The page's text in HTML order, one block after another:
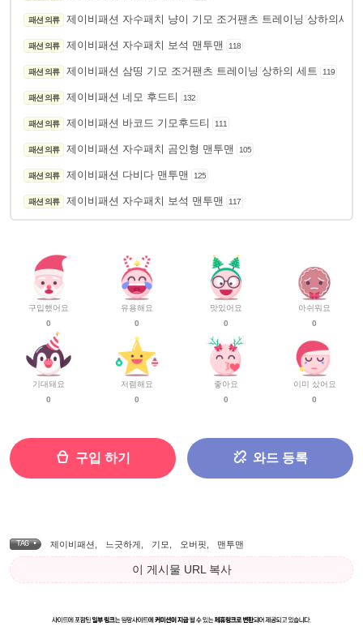
패션 의류 제이비패션 자수패치 냥이 기모 조거팬츠 트레이닝 상하의세트
패션 의류 제이비패션 자수패치 보석 맨투맨 118
패션 의류 제이비패션 삼띵 기모 조거팬츠 트레이닝 상하의 세트 119
패션 의류 제이비패션 네모 후드티 132
패션 의류 제이비패션 바코드 기모후드티 111
패션 의류 제이비패션 자수패치 곰인형 맨투맨 105
패션 의류 제이비패션 다비다 맨투맨 125
패션 의류 제이비패션 자수패치 보석 맨투맨 117
구입했어요
0
기대돼요
0
유용해요
0
저렴해요
0
맛있어요
0
좋아요
0
아쉬워요
0
이미 샀어요
0
구입 하기 와드 등록
TAG • 제이비패션 느긋하게 기모 오버핏 맨투맨
이 게시물 URL 복사